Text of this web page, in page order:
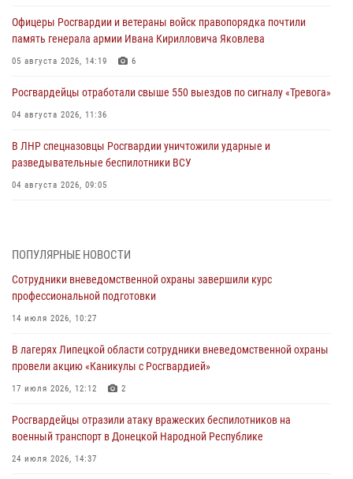
Офицеры Росгвардии и ветераны войск правопорядка почтили
память генерала армии Ивана Кирилловича Яковлева
05 августа 2026, 14:19 6
Росгвардейцы отработали свыше 550 выездов по сигналу «Тревога»
04 августа 2026, 11:36
В ЛНР спецназовцы Росгвардии уничтожили ударные и
разведывательные беспилотники ВСУ
04 августа 2026, 09:05
03 августа 2026, 13:43 1
Росгвардейцы обеспечили безопасность граждан в День Лев-
Толстовского района
03 августа 2026, 13:41
Росгвардия противодействует БПЛА ВСУ на южном направлении
(видео)
03 августа 2026, 13:39
Росгвардия обеспечила охрану порядка во время проведения
фестивалей в Липецке
03 августа 2026, 13:17
ПОПУЛЯРНЫЕ НОВОСТИ
Сотрудники вневедомственной охраны завершили курс
профессиональной подготовки
14 июля 2026, 10:27
В лагерях Липецкой области сотрудники вневедомственной охраны
провели акцию «Каникулы с Росгвардией»
17 июля 2026, 12:12 2
Росгвардейцы отразили атаку вражеских беспилотников на
военный транспорт в Донецкой Народной Республике
24 июля 2026, 14:37